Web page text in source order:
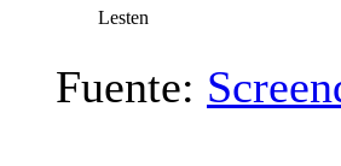
Lesten
Fuente: